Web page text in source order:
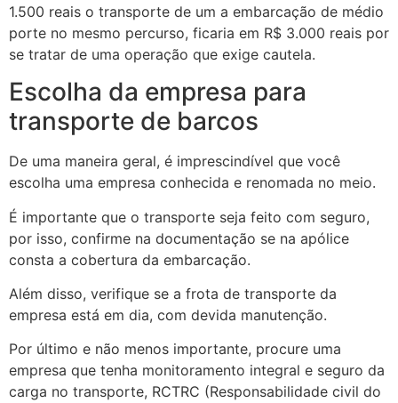
1.500 reais o transporte de um a embarcação de médio
porte no mesmo percurso, ficaria em R$ 3.000 reais por
se tratar de uma operação que exige cautela.
Escolha da empresa para
transporte de barcos
De uma maneira geral, é imprescindível que você
escolha uma empresa conhecida e renomada no meio.
É importante que o transporte seja feito com seguro,
por isso, confirme na documentação se na apólice
consta a cobertura da embarcação.
Além disso, verifique se a frota de transporte da
empresa está em dia, com devida manutenção.
Por último e não menos importante, procure uma
empresa que tenha monitoramento integral e seguro da
carga no transporte, RCTRC (Responsabilidade civil do